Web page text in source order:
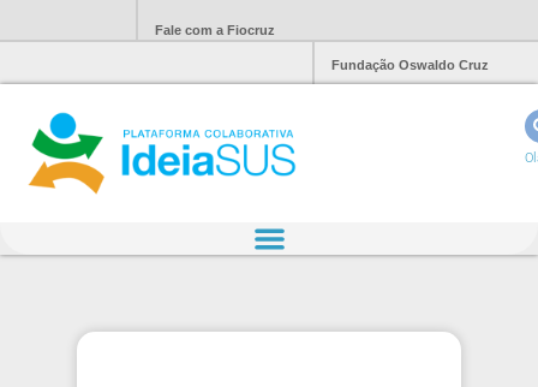
Fale com a Fiocruz
Fundação Oswaldo Cruz